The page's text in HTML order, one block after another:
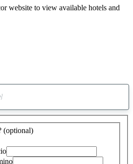
website to view available hotels and
sugestão
encontrada
(optional)